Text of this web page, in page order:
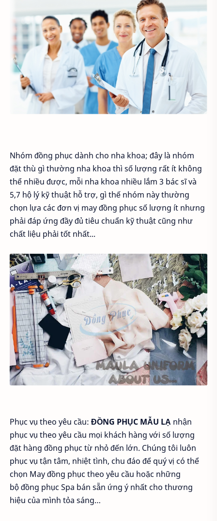
Nhóm đồng phục dành cho nha khoa; đây là nhóm
đặt thù gì thường nha khoa thì số lượng rất ít không
thể nhiều được, mỗi nha khoa nhiều lắm 3 bác sĩ và
5,7 hộ lý kỹ thuật hỗ trợ, gì thế nhóm này thường
chọn lựa các đơn vị may đồng phục số lượng ít nhưng
phải đáp ứng đầy đủ tiêu chuẩn kỹ thuật cũng như
chất liệu phải tốt nhất...
Phục vụ theo yêu cầu: ĐỒNG PHỤC MẪU LẠ nhận
phục vụ theo yêu cầu mọi khách hàng với số lượng
đặt hàng đồng phục từ nhỏ đến lớn. Chúng tôi luôn
phục vụ tận tâm, nhiệt tình, chu đáo để quý vị có thể
chọn May đồng phục theo yêu cầu hoặc những
bộ đồng phục Spa bán sẵn ứng ý nhất cho thương
hiệu của mình tỏa sáng…